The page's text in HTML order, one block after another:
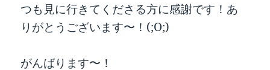
つも見に行きてくださる方に感謝です！あ
りがとうございます〜！(;O;)
がんばります〜！